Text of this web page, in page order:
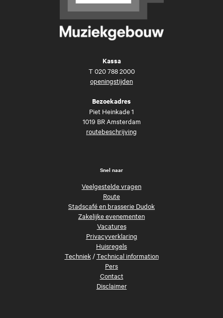
Kassa
T 020 788 2000
openingstijden
Bezoekadres
Piet Heinkade 1
1019 BR Amsterdam
routebeschrijving
Snel naar
Veelgestelde vragen
Route
Stadscafé en brasserie Dudok
Zakelijke evenementen
Vacatures
Privacyverklaring
Huisregels
Techniek/Technical information
Pers
Contact
Disclaimer